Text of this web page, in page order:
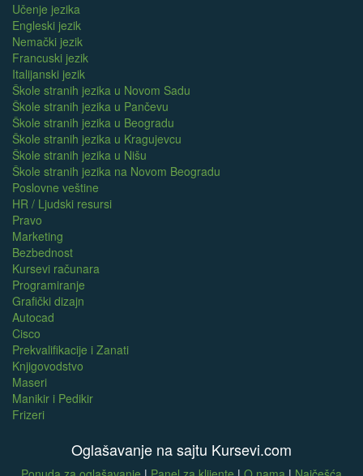
Učenje jezika
Engleski jezik
Nemački jezik
Francuski jezik
Italijanski jezik
Škole stranih jezika u Novom Sadu
Škole stranih jezika u Pančevu
Škole stranih jezika u Beogradu
Škole stranih jezika u Kragujevcu
Škole stranih jezika u Nišu
Škole stranih jezika na Novom Beogradu
Poslovne veštine
HR / Ljudski resursi
Pravo
Marketing
Bezbednost
Kursevi računara
Programiranje
Grafički dizajn
Autocad
Cisco
Prekvalifikacije i Zanati
Knjigovodstvo
Maseri
Manikir i Pedikir
Frizeri
Oglašavanje na sajtu Kursevi.com